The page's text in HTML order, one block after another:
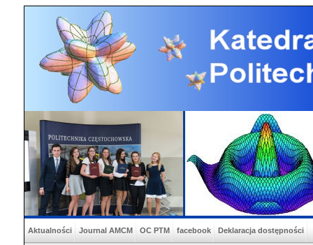
Aktualności Journal AMCM OC PTM facebook Deklaracja dostępności